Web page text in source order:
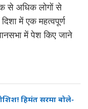
से अधिक लोगों से
में एक महत्वपूर्ण
में पेश किए जाने
हिमंत सरमा बोले-